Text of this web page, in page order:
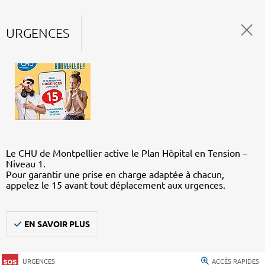
URGENCES
Le CHU de Montpellier active le Plan Hôpital en Tension –
Niveau 1.
Pour garantir une prise en charge adaptée à chacun,
appelez le 15 avant tout déplacement aux urgences.
EN SAVOIR PLUS
URGENCES ACCÈS RAPIDES